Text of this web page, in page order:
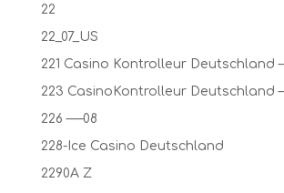
22
22_07_US
221 Casino Kontrolleur Deutschland –
223 CasinoKontrolleur Deutschland –
226 —–08
228-Ice Casino Deutschland
2290A Z